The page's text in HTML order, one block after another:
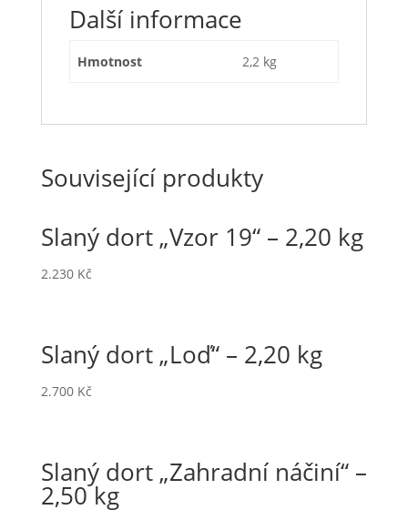
Další informace
Hmotnost 2,2 kg
Související produkty
Slaný dort „Vzor 19“ – 2,20 kg
2.230 Kč
Slaný dort „Loď“ – 2,20 kg
2.700 Kč
Slaný dort „Zahradní náčiní“ –
2,50 kg